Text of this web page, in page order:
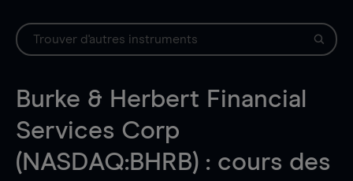
Burke & Herbert Financial
Services Corp
(NASDAQ:BHRB) : cours des